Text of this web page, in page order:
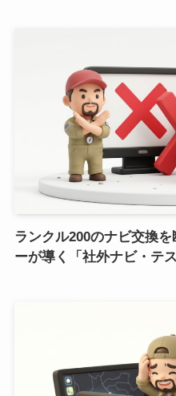
ランクル200のナビ交換
ーが導く「社外ナビ・テ